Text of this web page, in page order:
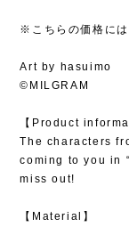
※こちらの価格には
Art by hasuimo
©MILGRAM
【Product
The characters
coming to you in
miss out!
【Material】